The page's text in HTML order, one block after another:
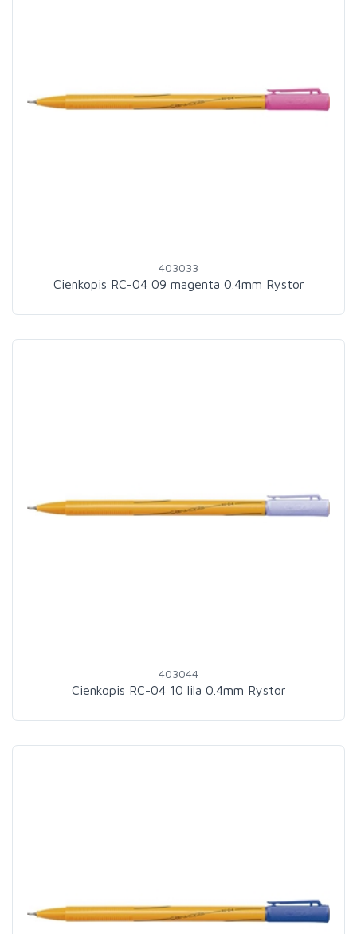
403033
Cienkopis RC-04 09 magenta 0.4mm Rystor
403044
Cienkopis RC-04 10 lila 0.4mm Rystor